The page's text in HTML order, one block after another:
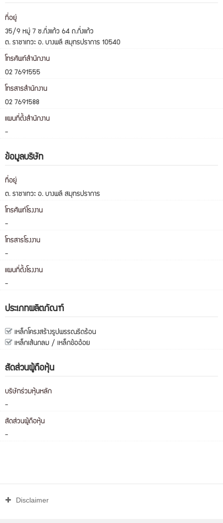
ที่อยู่
35/9 หมู่ 7 ซ.กิ่งแก้ว 64 ถ.กิ่งแก้ว
ต. ราชาเทวะ อ. บางพลี สมุทรปราการ 10540
โทรศัพท์สำนักงาน
02 7691555
โทรสารสำนักงาน
02 7691588
แผนที่ตั้งสำนักงาน
-
ข้อมูลบริษัท
ที่อยู่
ต. ราชาเทวะ อ. บางพลี สมุทรปราการ
โทรศัพท์โรงงาน
-
โทรสารโรงงาน
-
แผนที่ตั้งโรงงาน
-
ประเภทผลิตภัณฑ์
เหล็กโครงสร้างรูปพรรณรีดร้อน
เหล็กเส้นกลม / เหล็กข้ออ้อย
สัดส่วนผู้ถือหุ้น
บริษัทร่วมหุ้นหลัก
-
สัดส่วนผู้ถือหุ้น
-
Disclaimer